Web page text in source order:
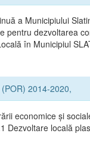
a Municipiului
pentru dezvoltarea
în Municipiul
2014-2020,
economice și
Dezvoltare locală